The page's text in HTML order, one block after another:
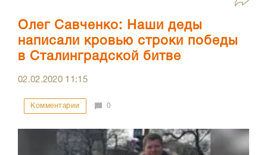
Олег Савченко: Наши деды
написали кровью строки победы
в Сталинградской битве
02.02.2020 11:15
Комментарии 0